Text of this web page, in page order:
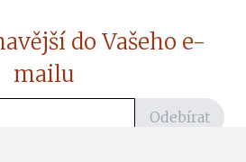
do Vašeho e-
mailu
Odebírat
důležitých zpráv ze ČtiDoma.cz do mé e-